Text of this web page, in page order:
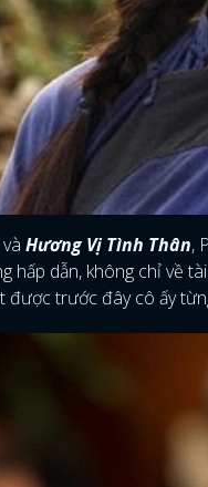
và Hương Vị Tình Thân,
hấp dẫn, không chỉ về
được trước đây cô ấy